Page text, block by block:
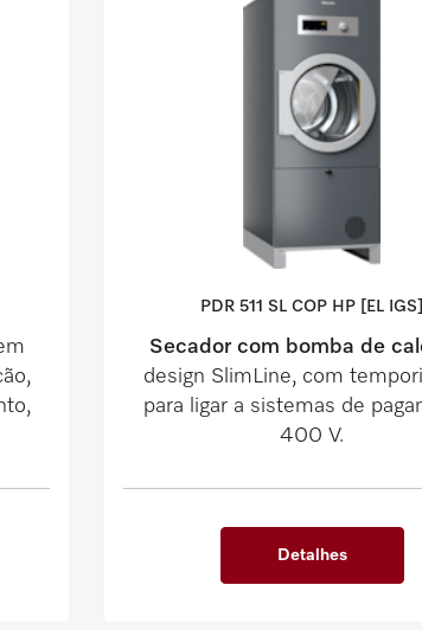
PDR 511 SL COP HP [EL IGS]
Secador com bomba de
design SlimLine, com
para ligar a sistemas de
400 V.
Detalhes